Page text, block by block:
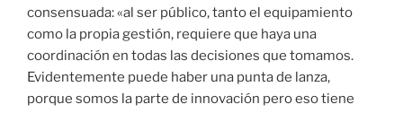
consensuada: «al ser público, tanto el equipamiento
como la propia gestión, requiere que haya una
coordinación en todas las decisiones que tomamos.
Evidentemente puede haber una punta de lanza,
porque somos la parte de innovación pero eso tiene